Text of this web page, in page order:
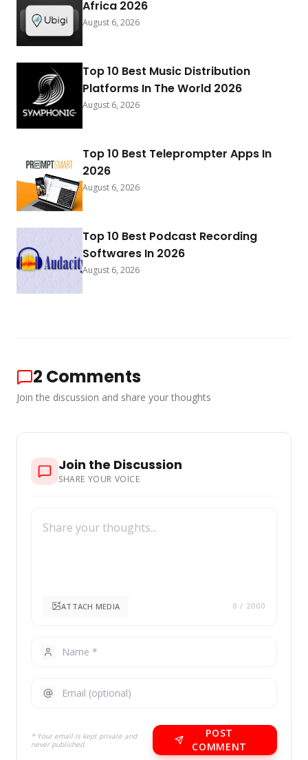
Africa 2026
August 6, 2026
Top 10 Best Music Distribution
Platforms In The World 2026
August 6, 2026
Top 10 Best Teleprompter Apps In
2026
August 6, 2026
Top 10 Best Podcast Recording
Softwares In 2026
August 6, 2026
2 Comments
Join the discussion and share your thoughts
Join the Discussion
SHARE YOUR VOICE
ATTACH MEDIA 0 / 2000
* Your email is kept private and
never published.
POST
COMMENT